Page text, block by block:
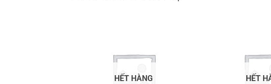
HẾT HÀNG HẾT